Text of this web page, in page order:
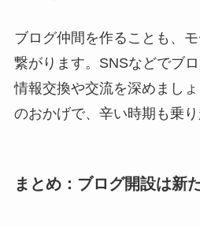
ブログ仲間を作ることも、
繋がります。SNSなどでブロ
情報交換や交流を深めまし
のおかげで、辛い時期も乗り
まとめ：ブログ開設は新